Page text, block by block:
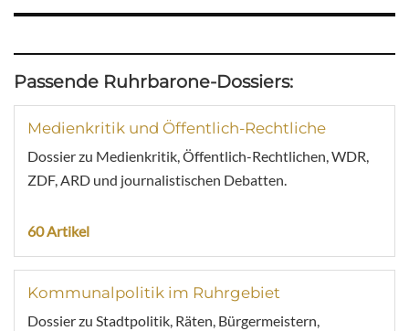
Passende Ruhrbarone-Dossiers:
Medienkritik und Öffentlich-Rechtliche
Dossier zu Medienkritik, Öffentlich-Rechtlichen, WDR,
ZDF, ARD und journalistischen Debatten.
60 Artikel
Kommunalpolitik im Ruhrgebiet
Dossier zu Stadtpolitik, Räten, Bürgermeistern,